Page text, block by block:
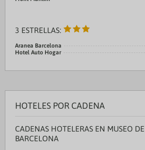
3 ESTRELLAS:
Aranea Barcelona
Hotel Auto Hogar
HOTELES POR CADENA
CADENAS HOTELERAS EN MUSEO
BARCELONA